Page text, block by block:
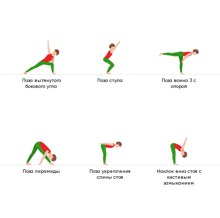
Поза вытянутого
бокового угла
Поза стула
Поза воина 3 с
опорой
Поза пирамиды
Поза укрепления
спины стоя
Наклон вниз стоя с
кистевым
замыканием